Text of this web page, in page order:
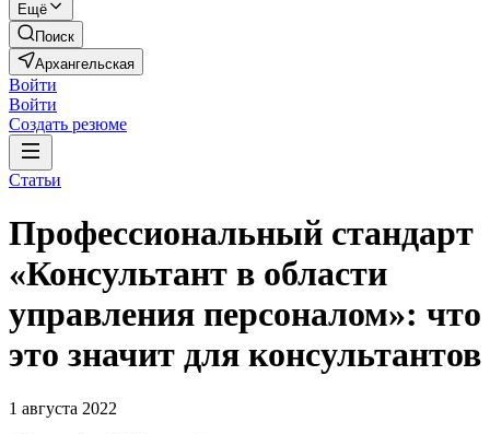
Ещё
Поиск
Архангельская
Войти
Войти
Создать резюме
Статьи
Профессиональный стандарт
«Консультант в области
управления персоналом»: что
это значит для консультантов
1 августа 2022